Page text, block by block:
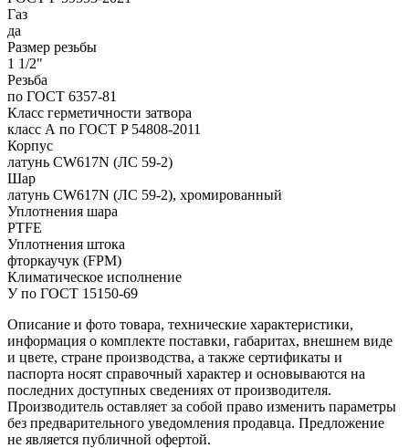
Газ
да
Размер резьбы
1 1/2"
Резьба
по ГОСТ 6357-81
Класс герметичности затвора
класс А по ГОСТ P 54808-2011
Корпус
латунь CW617N (ЛС 59-2)
Шар
латунь CW617N (ЛС 59-2), хромированный
Уплотнения шара
PTFE
Уплотнения штока
фторкаучук (FPM)
Климатическое исполнение
У по ГОСТ 15150-69
Описание и фото товара, технические характеристики,
информация о комплекте поставки, габаритах, внешнем виде
и цвете, стране производства, а также сертификаты и
паспорта носят справочный характер и основываются на
последних доступных сведениях от производителя.
Производитель оставляет за собой право изменить параметры
без предварительного уведомления продавца. Предложение
не является публичной офертой.